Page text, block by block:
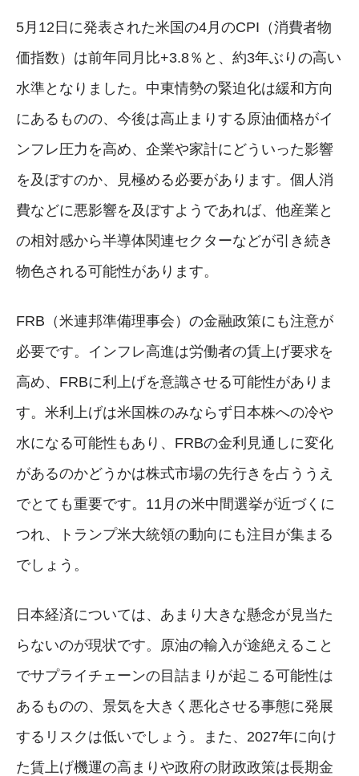
5月12日に発表された米国の4月のCPI（消費者物
価指数）は前年同月比+3.8％と、約3年ぶりの高い
水準となりました。中東情勢の緊迫化は緩和方向
にあるものの、今後は高止まりする原油価格がイ
ンフレ圧力を高め、企業や家計にどういった影響
を及ぼすのか、見極める必要があります。個人消
費などに悪影響を及ぼすようであれば、他産業と
の相対感から半導体関連セクターなどが引き続き
物色される可能性があります。
FRB（米連邦準備理事会）の金融政策にも注意が
必要です。インフレ高進は労働者の賃上げ要求を
高め、FRBに利上げを意識させる可能性がありま
す。米利上げは米国株のみならず日本株への冷や
水になる可能性もあり、FRBの金利見通しに変化
があるのかどうかは株式市場の先行きを占ううえ
でとても重要です。11月の米中間選挙が近づくに
つれ、トランプ米大統領の動向にも注目が集まる
でしょう。
日本経済については、あまり大きな懸念が見当た
らないのが現状です。原油の輸入が途絶えること
でサプライチェーンの目詰まりが起こる可能性は
あるものの、景気を大きく悪化させる事態に発展
するリスクは低いでしょう。また、2027年に向け
た賃上げ機運の高まりや政府の財政政策は長期金